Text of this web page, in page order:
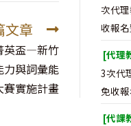
文章
英盃—新竹
與詞彙能
賽實施計畫
次代
收報
[代理
3次代
免收
[代課